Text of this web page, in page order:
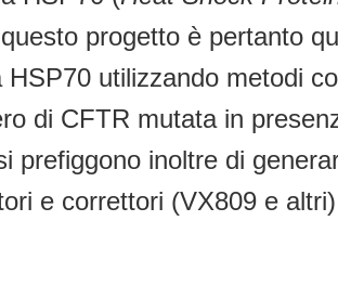
progetto è pertanto
utilizzando metodi
di CFTR mutata in
inoltre di
e correttori (VX809 e